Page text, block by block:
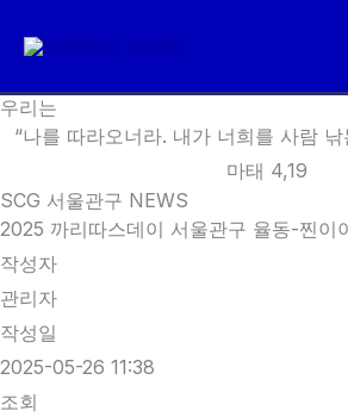
로
너
뛰
기
우리는
“나를 따라오너라. 내가 너희를 사람
마태 4,19
SCG 서울관구 NEWS
2025 까리따스데이 서울관구 율동-찐이
작성자
관리자
작성일
2025-05-26 11:38
조회